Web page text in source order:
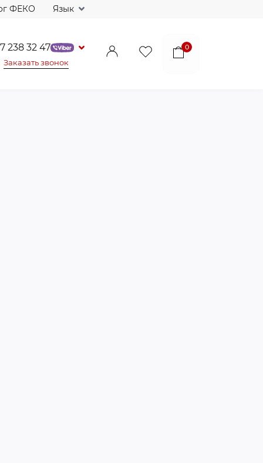
ФЕКО Язык
238 32 47
Заказать звонок
0